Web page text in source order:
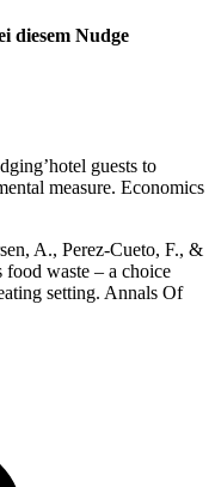
diesem Nudge
guests to
measure. Economics
A., Perez-Cueto, F., &
waste – a choice
setting. Annals Of